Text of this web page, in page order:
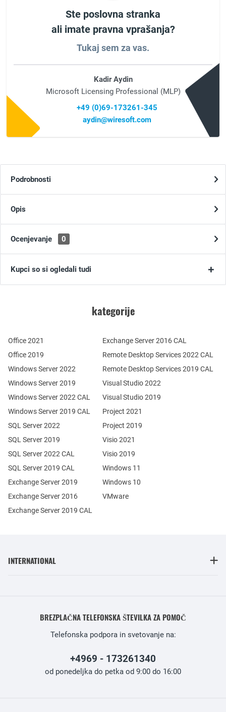
Ste poslovna stranka
ali imate pravna vprašanja?
Tukaj sem za vas.
Kadir Aydin
Microsoft Licensing Professional (MLP)
+49 (0)69-173261-345
aydin@wiresoft.com
Podrobnosti
Opis
Ocenjevanje 0
Kupci so si ogledali tudi
kategorije
Office 2021
Office 2019
Windows Server 2022
Windows Server 2019
Exchange Server 2019
Exchange Server 2016
SQL Server 2022
SQL Server 2019
Windows Server 2022 CAL
Windows Server 2019 CAL
SQL Server 2022 CAL
SQL Server 2019 CAL
Remote Desktop Services 2022 CAL
Remote Desktop Services 2019 CAL
Exchange Server 2019 CAL
Exchange Server 2016 CAL
Visual Studio 2022
Visual Studio 2019
Project 2021
Project 2019
Visio 2021
Visio 2019
Windows 11
Windows 10
VMware
INTERNATIONAL
BREZPLAČNA TELEFONSKA ŠTEVILKA ZA POMOČ
Telefonska podpora in svetovanje na:
+4969 - 173261340
od ponedeljka do petka od 9:00 do 16:00